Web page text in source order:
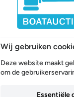
Wij gebruiken
Deze website maakt
om de
Essentiële